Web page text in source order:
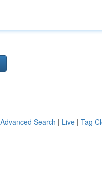
Advanced Search | Live | Tag